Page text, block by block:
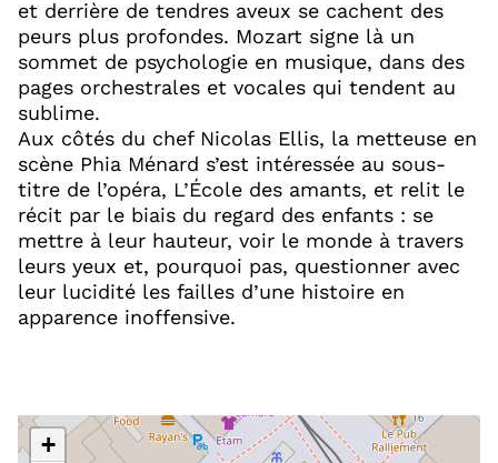
et derrière de tendres aveux se cachent des
peurs plus profondes. Mozart signe là un
sommet de psychologie en musique, dans des
pages orchestrales et vocales qui tendent au
sublime.
Aux côtés du chef Nicolas Ellis, la metteuse en
scène Phia Ménard s’est intéressée au sous-
titre de l’opéra, L’École des amants, et relit le
récit par le biais du regard des enfants : se
mettre à leur hauteur, voir le monde à travers
leurs yeux et, pourquoi pas, questionner avec
leur lucidité les failles d’une histoire en
apparence inoffensive.
+